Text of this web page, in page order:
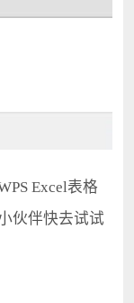
Excel表格
伙伴快去试试